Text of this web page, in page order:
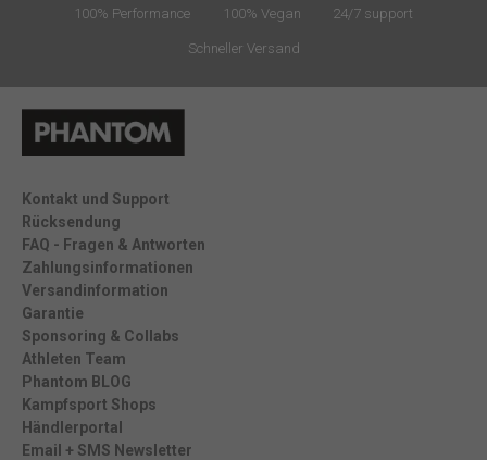
100% Performance 100% Vegan 24/7 support
Schneller Versand
Kontakt und Support
Rücksendung
FAQ - Fragen & Antworten
Zahlungsinformationen
Versandinformation
Garantie
Sponsoring & Collabs
Athleten Team
Phantom BLOG
Kampfsport Shops
Händlerportal
Email + SMS Newsletter